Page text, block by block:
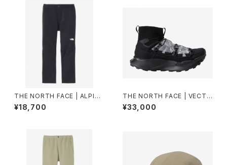
THE NORTH FACE | ALPINE
LIGHT PANT NB82501 | ブラ
ック | Men
¥18,700
THE NORTH FACE | VECTI
VBREEZEDCF NF52641 | TF
Nブラック/TFNブラック | Unis
¥33,000